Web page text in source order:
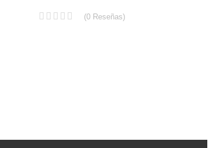
(0Reseñas)